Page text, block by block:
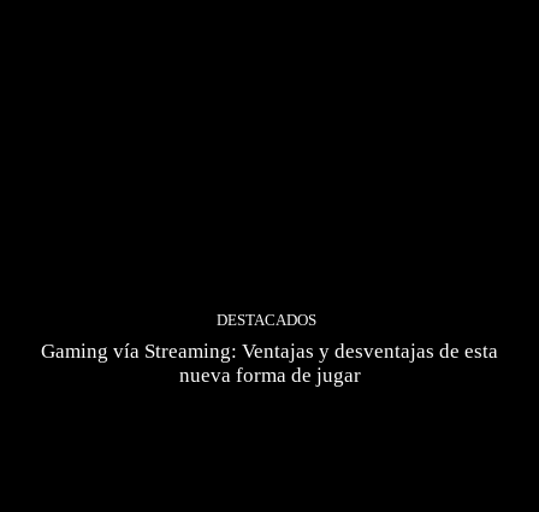
DESTACADOS
Gaming vía Streaming: Ventajas y desventajas de esta
nueva forma de jugar